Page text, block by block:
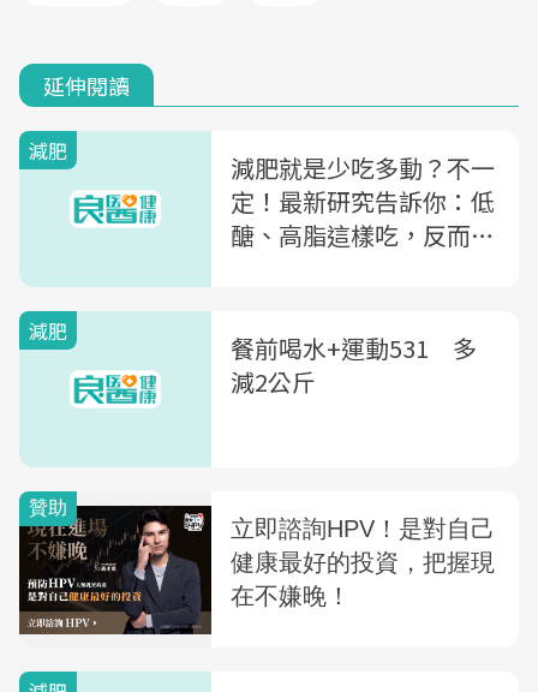
延伸閱讀
減肥
減肥就是少吃多動？不一
定！最新研究告訴你：低
醣、高脂這樣吃，反而更
減肥
餐前喝水+運動531 多
減2公斤